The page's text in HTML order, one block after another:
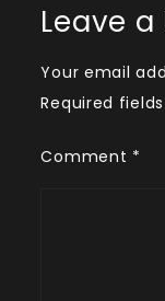
Leave a
Your email
Required
Comment *